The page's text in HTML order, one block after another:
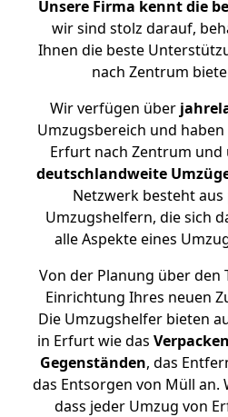
Unsere Firma kennt die
wir sind stolz darauf,
Ihnen die beste
nach Zentrum
Wir verfügen über
Umzugsbereich und
Erfurt nach Zentrum
deutschlandweite
Netzwerk besteht
Umzugshelfern, die sich
alle Aspekte eines
Von der Planung über
Einrichtung Ihres neuen
Die Umzugshelfer bieten
in Erfurt wie das Verpacken
Gegenständen, das
das Entsorgen von Müll an.
dass jeder Umzug von